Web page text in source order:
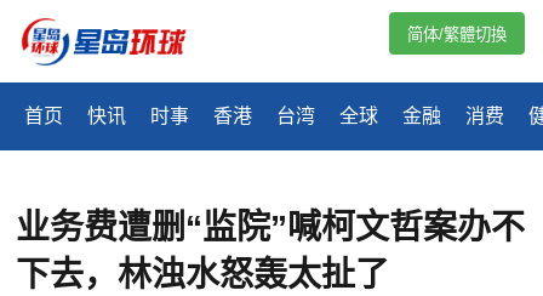
首页 快讯 时事 香港 台湾 全球 金融 消费
简体/繁體切換
业务费遭删“监院”喊柯文哲案办不
下去，林浊水怒轰太扯了